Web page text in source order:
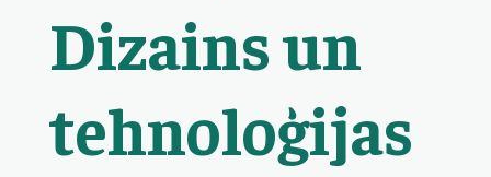
Dizains un
tehnoloģijas